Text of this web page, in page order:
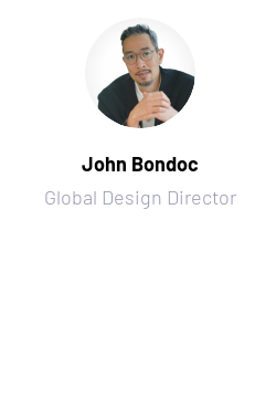
John Bondoc
Global Design Director